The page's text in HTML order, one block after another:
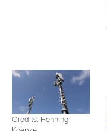
Credits: Henning